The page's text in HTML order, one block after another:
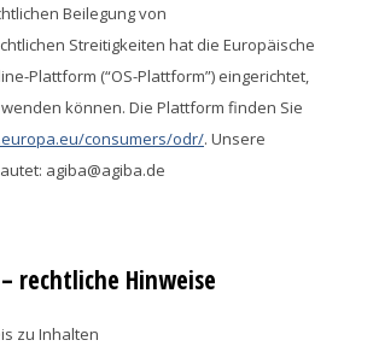
Beilegung von
Streitigkeiten hat die Europäische
Plattform (“OS-Plattform”) eingerichtet,
können. Die Plattform finden Sie
consumers/odr/. Unsere
agiba@agiba.de
rechtliche Hinweise
zu Inhalten